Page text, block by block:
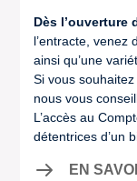
Dès l’ouverture
l’entracte, venez
ainsi qu’une
Si vous
nous vous
L’accès au
détentrices d’un
EN